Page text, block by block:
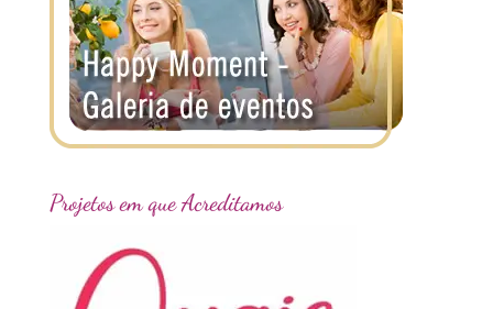
Projetos em que Acreditamos